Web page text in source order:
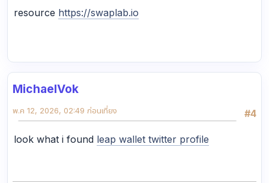
resource https://swaplab.io
MichaelVok
#4
พ.ค 12, 2026, 02:49 ก่อนเที่ยง
look what i found leap wallet twitter profile